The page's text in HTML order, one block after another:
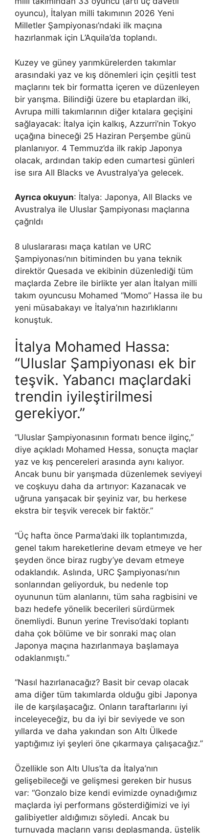
oyuncu), İtalyan milli takımının 2026 Yeni
Milletler Şampiyonası’ndaki ilk maçına
hazırlanmak için L’Aquila’da toplandı.
Kuzey ve güney yarımkürelerden takımlar
arasındaki yaz ve kış dönemleri için çeşitli test
maçlarını tek bir formatta içeren ve düzenleyen
bir yarışma. Bilindiği üzere bu etaplardan ilki,
Avrupa milli takımlarının diğer kıtalara geçişini
sağlayacak: İtalya için kalkış, Azzurri’nin Tokyo
uçağına bineceği 25 Haziran Perşembe günü
planlanıyor. 4 Temmuz’da ilk rakip Japonya
olacak, ardından takip eden cumartesi günleri
ise sıra All Blacks ve Avustralya’ya gelecek.
Ayrıca okuyun: İtalya: Japonya, All Blacks ve
Avustralya ile Uluslar Şampiyonası maçlarına
çağrıldı
8 uluslararası maça katılan ve URC
Şampiyonası’nın bitiminden bu yana teknik
direktör Quesada ve ekibinin düzenlediği tüm
maçlarda Zebre ile birlikte yer alan İtalyan milli
takım oyuncusu Mohamed “Momo” Hassa ile bu
yeni müsabakayı ve İtalya’nın hazırlıklarını
konuştuk.
İtalya Mohamed Hassa:
“Uluslar Şampiyonası ek bir
teşvik. Yabancı maçlardaki
trendin iyileştirilmesi
gerekiyor.”
“Uluslar Şampiyonasının formatı bence ilginç,”
diye açıkladı Mohamed Hessa, sonuçta maçlar
yaz ve kış pencereleri arasında aynı kalıyor.
Ancak bunu bir yarışmada düzenlemek seviyeyi
ve coşkuyu daha da artırıyor: Kazanacak ve
uğruna yarışacak bir şeyiniz var, bu herkese
ekstra bir teşvik verecek bir faktör.”
“Üç hafta önce Parma’daki ilk toplantımızda,
genel takım hareketlerine devam etmeye ve her
şeyden önce biraz rugby’ye devam etmeye
odaklandık. Aslında, URC Şampiyonası’nın
sonlarından geliyorduk, bu nedenle top
oyununun tüm alanlarını, tüm saha ragbisini ve
bazı hedefe yönelik becerileri sürdürmek
önemliydi. Bunun yerine Treviso’daki toplantı
daha çok bölüme ve bir sonraki maç olan
Japonya maçına hazırlanmaya başlamaya
odaklanmıştı.”
“Nasıl hazırlanacağız? Basit bir cevap olacak
ama diğer tüm takımlarda olduğu gibi Japonya
ile de karşılaşacağız. Onların taraftarlarını iyi
inceleyeceğiz, bu da iyi bir seviyede ve son
yıllarda ve daha yakından son Altı Ülkede
yaptığımız iyi şeyleri öne çıkarmaya çalışacağız.”
Özellikle son Altı Ulus’ta da İtalya’nın
gelişebileceği ve gelişmesi gereken bir husus
var: “Gonzalo bize kendi evimizde oynadığımız
maçlarda iyi performans gösterdiğimizi ve iyi
galibiyetler aldığımızı söyledi. Ancak bu
turnuvada maçların yarısı deplasmanda, üstelik